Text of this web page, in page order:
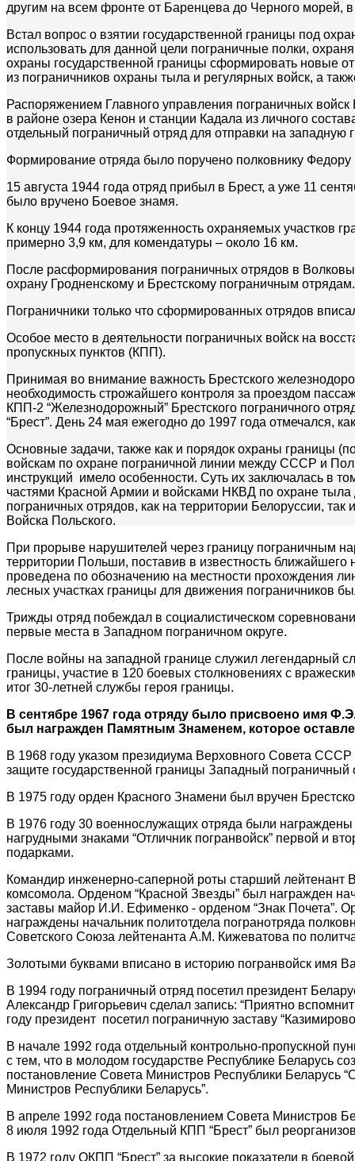
другим на всем фронте от Баренцева до Черного морей,
Встал вопрос о взятии государственной границы под
использовать для данной цели пограничные полки,
охраны государственной границы сформировать новые
из пограничников охраны тыла и регулярных войск, а
Распоряжением Главного управления пограничных
в районе озера Кенон и станции Кадала из личного
отдельный пограничный отряд для отправки на
Формирование отряда было поручено полковнику Федору
15 августа 1944 года отряд прибыл в Брест, а уже 11
было вручено Боевое знамя.
К концу 1944 года протяженность охраняемых участков
примерно 3,9 км, для комендатуры – около 16 км.
После расформирования пограничных отрядов в
охрану Гродненскому и Брестскому пограничным отрядам.
Пограничники только что сформированных отрядов
Особое место в деятельности пограничных войск на
пропускных пунктов (КПП).
Принимая во внимание важность Брестского
необходимость строжайшего контроля за проездом
КПП-2 “Железнодорожный” Брестского пограничного
“Брест”. День 24 мая ежегодно до 1997 года отмечался,
Основные задачи, также как и порядок охраны границы
войскам по охране пограничной линии между СССР и
инструкций имело особенности. Суть их заключалась в
частями Красной Армии и войсками НКВД по охране
пограничных отрядов, как на территории Белоруссии,
Войска Польского.
При прорыве нарушителей через границу пограничным
территории Польши, поставив в известность
проведена по обозначению на местности прохождения
лесных участках границы для движения пограничников
Трижды отряд побеждал в социалистическом
первые места в Западном пограничном округе.
После войны на западной границе служил легендарный
границы, участие в 120 боевых столкновениях с
итог 30-летней службы героя границы.
В сентябре 1967 года отряду было присвоено имя
был награжден Памятным Знаменем, которое
В 1968 году указом президиума Верховного Совета СССР
защите государственной границы Западный
В 1975 году орден Красного Знамени был вручен
В 1976 году 30 военнослужащих отряда были
нагрудными знаками “Отличник погранвойск” первой и
подарками.
Командир инженерно-саперной роты старший лейтенант
комсомола. Орденом “Красной Звезды” был награжден
заставы майор И.И. Ефименко - орденом “Знак Почета”.
награждены начальник политотдела погранотряда
Советского Союза лейтенанта А.М. Кижеватова по
Золотыми буквами вписано в историю погранвойск имя
В 1994 году пограничный отряд посетил президент
Александр Григорьевич сделал запись: “Приятно
году президент посетил пограничную заставу
В начале 1992 года отдельный контрольно-пропускной
с тем, что в молодом государстве Республике Беларусь
постановление Совета Министров Республики Беларусь
Министров Республики Беларусь”.
В апреле 1992 года постановлением Совета Министров
8 июля 1992 года Отдельный КПП “Брест” был
В 1972 году ОКПП “Брест” за высокие показатели в